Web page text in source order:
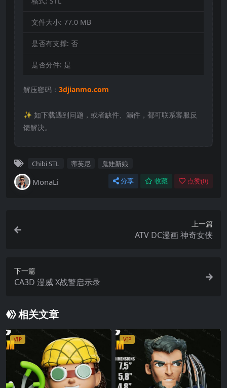
文件大小: 77.0 MB
是否有支撑: 否
是否分件: 是
解压密码： 3djianmo.com
✨️ 如下载遇到问题，或者缺件、漏件，都可联系客服反
馈解决。
Chibi STL 蒂芙尼 鬼娃新娘
MonaLi 分享 收藏 点赞(0)
上一篇
ATV DC漫画 神奇女侠
下一篇
CA3D 漫威 X战警启示录
相关文章
VIP VIP